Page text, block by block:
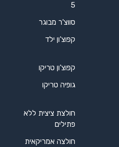
5
סווצ'ר מבוגר
קפוצ'ון ילד
קפוצ'ון טריקו
גופיה טריקו
חולצת ציצית ללא
פתילים
חולצה אמריקאית